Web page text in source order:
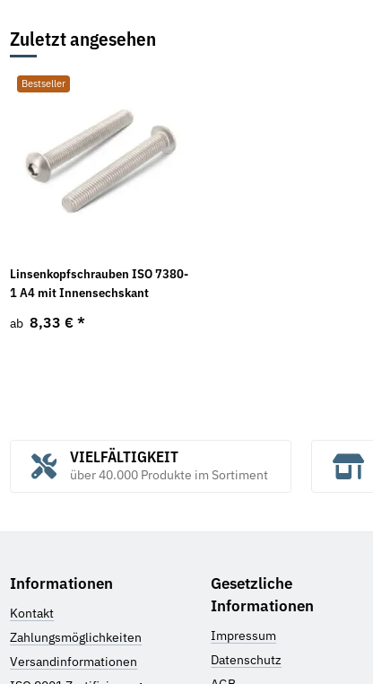
Zuletzt angesehen
Bestseller
Linsenkopfschrauben ISO 7380-
1 A4 mit Innensechskant
ab 8,33 € *
VIELFÄLTIGKEIT
über 40.000 Produkte im Sortiment
Informationen
Kontakt
Zahlungsmöglichkeiten
Versandinformationen
Gesetzliche
Informationen
Impressum
Datenschutz